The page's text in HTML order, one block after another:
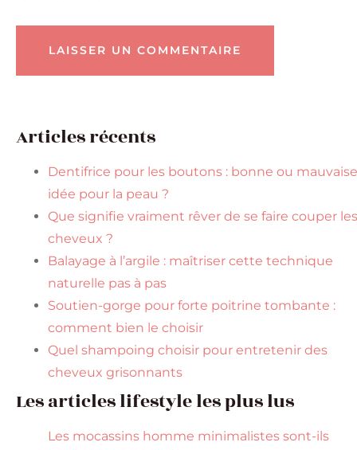
Articles récents
Dentifrice pour les boutons : bonne ou mauvaise
idée pour la peau ?
Que signifie vraiment rêver de se faire couper les
cheveux ?
Balayage à l’argile : maîtriser cette technique
naturelle pas à pas
Soutien-gorge pour forte poitrine tombante :
comment bien le choisir
Quel shampoing choisir pour entretenir des
cheveux grisonnants
Les articles lifestyle les plus lus
Les mocassins homme minimalistes sont-ils